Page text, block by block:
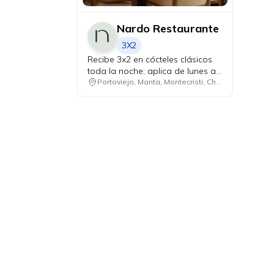
Nardo Restaurante
3X2
Recibe 3x2 en cócteles clásicos
toda la noche; aplica de lunes a
miércoles.
Portoviejo, Manta, Montecristi, Chone